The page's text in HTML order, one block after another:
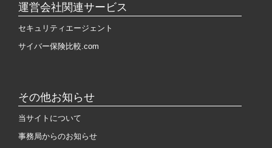
運営会社関連サービス
セキュリティエージェント
サイバー保険比較.com
その他お知らせ
当サイトについて
事務局からのお知らせ